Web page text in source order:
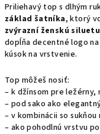
Priliehavý top s dlhým
základ šatníka, ktorý
zvýrazní ženskú siluetu
dopĺňa decentné logo
kúsok na vrstvenie.
Top môžeš nosiť:
– k džínsom pre
– pod sako ako
– v kombinácii so
– ako pohodlnú vrstvu